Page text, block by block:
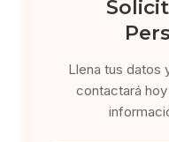
Llena tus datos
contactará